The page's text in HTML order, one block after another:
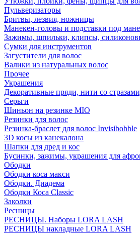
Пульверизаторы
Бритвы, лезвия, ножницы
Манекен-головы и подставки под
Зажимы, шпильки, клипсы,
Сумки для инструментов
Загустители для волос
Валики из натуральных волос
Прочее
Украшения
Декоративные пряди, нити со
Серьги
Шиньон на резинке MIO
Резинки для волос
Резинка-браслет для волос Invisibobble
3D косы из канекалона
Шапки для дред и кос
Бусинки, зажимы, украшения для
Ободки
Ободки коса макси
Ободки. Диадема
Ободки Коса Classic
Заколки
Ресницы
РЕСНИЦЫ. Наборы LORA LASH
РЕСНИЦЫ накладные LORA LASH